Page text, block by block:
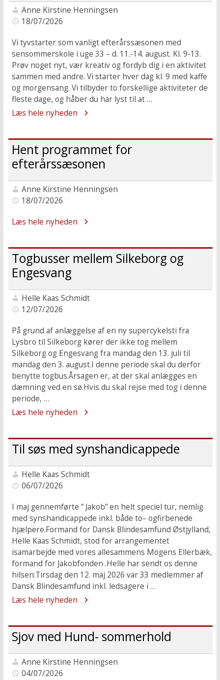
Anne Kirstine Henningsen
18/07/2026
Vi tyvstarter som vanligt efterårssæsonen med
sensommerskole i uge 33 – d. 11.-14. august. Kl. 9-13.
Prøv noget nyt, vær kreativ og fordyb dig i en aktivitet
sammen med andre. Vi starter hver dag kl. 9 med kaffe
og morgensang. Vi tilbyder to forskellige aktiviteter de
fleste dage, og håber du har lyst til at …
Læs hele nyheden
Hent programmet for
efterårssæsonen
Anne Kirstine Henningsen
18/07/2026
Læs hele nyheden
Togbusser mellem Silkeborg og
Engesvang
Helle Kaas Schmidt
12/07/2026
På grund af anlæggelse af en ny supercykelsti fra
Lysbro til Silkeborg kører der ikke tog mellem
Silkeborg og Engesvang fra mandag den 13. juli til
mandag den 3. august.I denne periode skal du derfor
benytte togbus.Årsagen er, at der skal anlægges en
dæmning ved en sø.Hvis du skal rejse med tog i denne
periode, …
Læs hele nyheden
Til søs med synshandicappede
Helle Kaas Schmidt
06/07/2026
I maj gennemførte ” Jakob” en helt speciel tur, nemlig
med synshandicappede inkl. både to– ogfirbenede
hjælpere.Formand for Dansk Blindesamfund Østjylland,
Helle Kaas Schmidt, stod for arrangementet
isamarbejde med vores allesammens Mogens Ellerbæk,
formand for Jakobfonden .Helle har sendt os denne
hilsen:Tirsdag den 12. maj 2026 var 33 medlemmer af
Dansk Blindesamfund inkl. ledsagere i …
Læs hele nyheden
Sjov med Hund- sommerhold
Anne Kirstine Henningsen
04/07/2026